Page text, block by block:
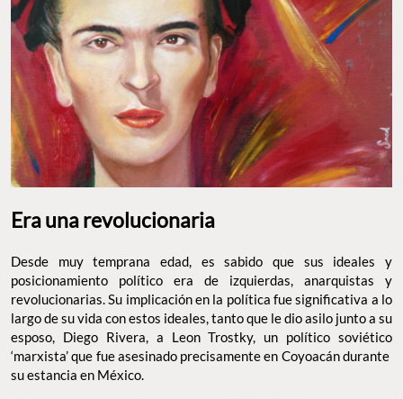
Era una revolucionaria
Desde muy temprana edad, es sabido que sus ideales y
posicionamiento político era de izquierdas, anarquistas y
revolucionarias. Su implicación en la política fue significativa a lo
largo de su vida con estos ideales, tanto que le dio asilo junto a su
esposo, Diego Rivera, a Leon Trostky, un político soviético
‘marxista’ que fue asesinado precisamente en Coyoacán durante
su estancia en México.